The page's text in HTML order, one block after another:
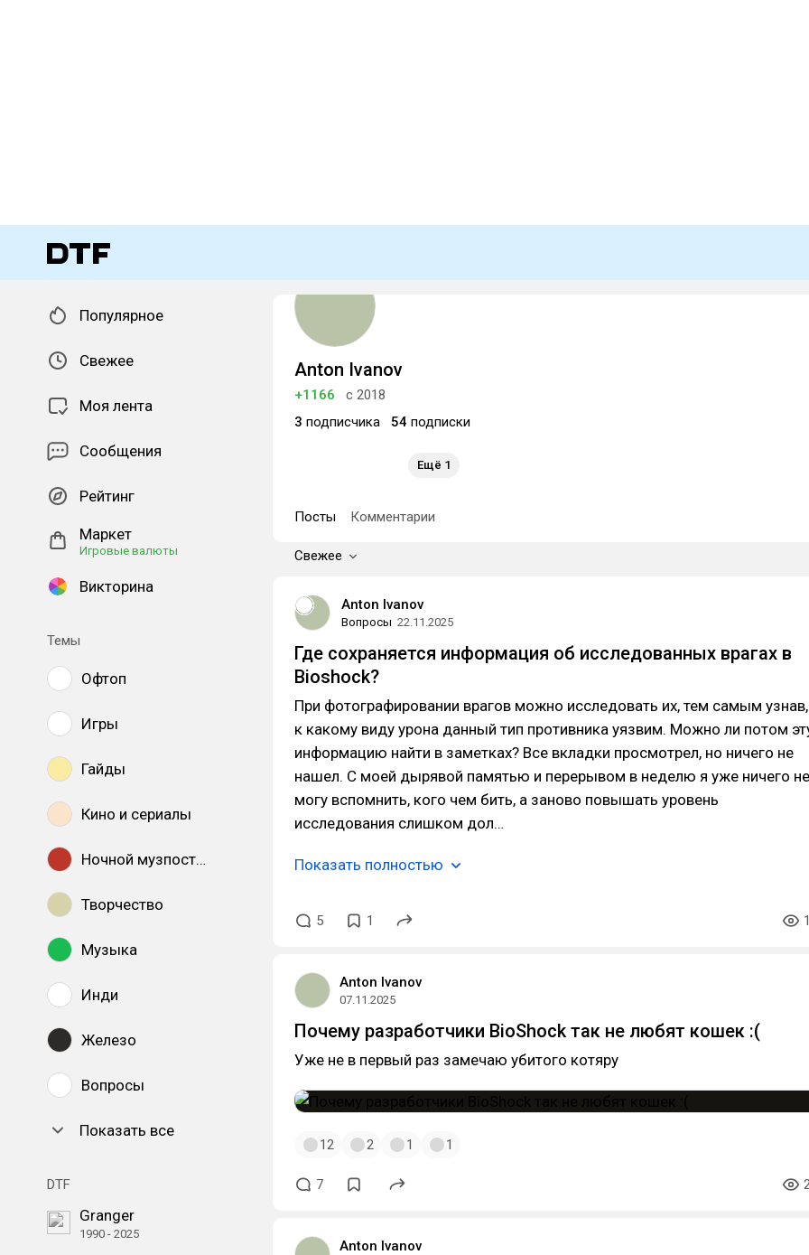
Популярное
Свежее
Моя лента
Сообщения
Рейтинг
Маркет
Игровые валюты
Викторина
Темы
Офтоп
Игры
Гайды
Кино и сериалы
Ночной музпостинг
Творчество
Музыка
Инди
Железо
Вопросы
Показать все
DTF
Granger
1990 - 2025
Anton Ivanov
+1166
с 2018
3 подписчика 54 подписки
Ещё 1
Посты Комментарии
Свежее
Anton Ivanov
Вопросы 22.11.2025
Где сохраняется информация об исследованных врагах в
Bioshock?
При фотографировании врагов можно исследовать их, тем самым узнав,
к какому виду урона данный тип противника уязвим. Можно ли потом
информацию найти в заметках? Все вкладки просмотрел, но ничего не
нашел. С моей дырявой памятью и перерывом в неделю я уже ничего не
могу вспомнить, кого чем бить, а заново повышать уровень
исследования слишком дол…
Показать полностью
5 1
Anton Ivanov
07.11.2025
Почему разработчики BioShock так не любят кошек :(
Уже не в первый раз замечаю убитого котяру
12 2 1 1
7
Anton Ivanov